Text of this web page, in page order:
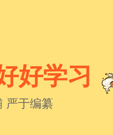
好学习
严于编纂